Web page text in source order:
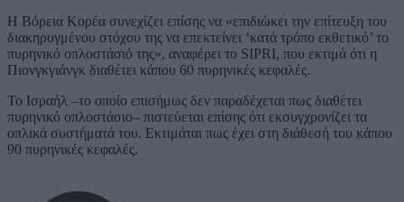
Η Βόρεια Κορέα συνεχίζει επίσης να «επιδιώκει την επίτευξη του
διακηρυγμένου στόχου της να επεκτείνει ‘κατά τρόπο εκθετικό’ το
πυρηνικό οπλοστάσιό της», αναφέρει το SIPRI, που εκτιμά ότι η
Πιονγκγιάνγκ διαθέτει κάπου 60 πυρηνικές κεφαλές.
Το Ισραήλ –το οποίο επισήμως δεν παραδέχεται πως διαθέτει
πυρηνικό οπλοστάσιο– πιστεύεται επίσης ότι εκσυγχρονίζει τα
οπλικά συστήματά του. Εκτιμάται πως έχει στη διάθεσή του κάπου
90 πυρηνικές κεφαλές.